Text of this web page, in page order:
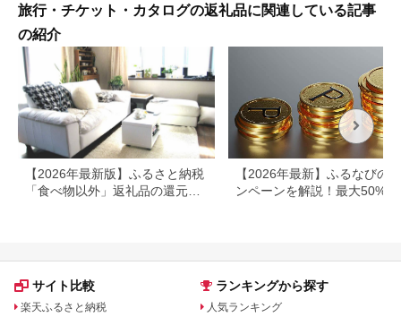
旅行・チケット・カタログの返礼品に関連している記事
の紹介
【2026年最新版】ふるさと納税
「食べ物以外」返礼品の還元率
【2026年最新】ふるなびの
ンペーンを解説！最大50%還
サイト比較
楽天ふるさと納税
ランキングから探す
人気ランキング